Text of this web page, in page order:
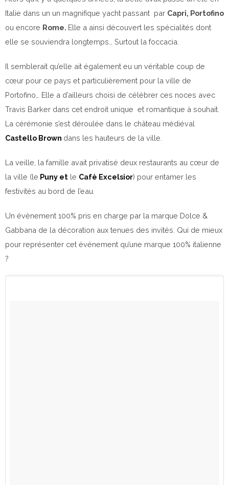
Italie dans un un magnifique yacht passant par Capri, Portofino
ou encore Rome. Elle a ainsi découvert les spécialités dont
elle se souviendra longtemps… Surtout la foccacia.
Il semblerait qu’elle ait également eu un véritable coup de
cœur pour ce pays et particulièrement pour la ville de
Portofino… Elle a d’ailleurs choisi de célébrer ces noces avec
Travis Barker dans cet endroit unique et romantique à souhait.
La cérémonie s’est déroulée dans le château médiéval
Castello Brown dans les hauteurs de la ville.
La veille, la famille avait privatisé deux restaurants au cœur de
la ville (le Puny et le Cafè Excelsior) pour entamer les
festivités au bord de l’eau.
Un évènement 100% pris en charge par la marque Dolce &
Gabbana de la décoration aux tenues des invités. Qui de mieux
pour représenter cet événement qu’une marque 100% italienne
?